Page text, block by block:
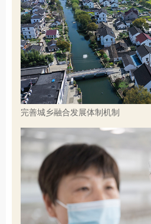
完善城乡融合发展体制机制